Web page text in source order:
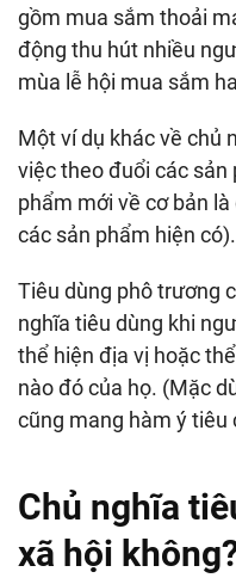
gồm mua sắm thoải
động thu hút nhiều
mùa lễ hội mua sắm
Một ví dụ khác về chủ
việc theo đuổi các
phẩm mới về cơ bản
các sản phẩm hiện có).
Tiêu dùng phô trương
nghĩa tiêu dùng khi
thể hiện địa vị hoặc
nào đó của họ. (Mặc
cũng mang hàm ý tiêu
Chủ nghĩa
xã hội